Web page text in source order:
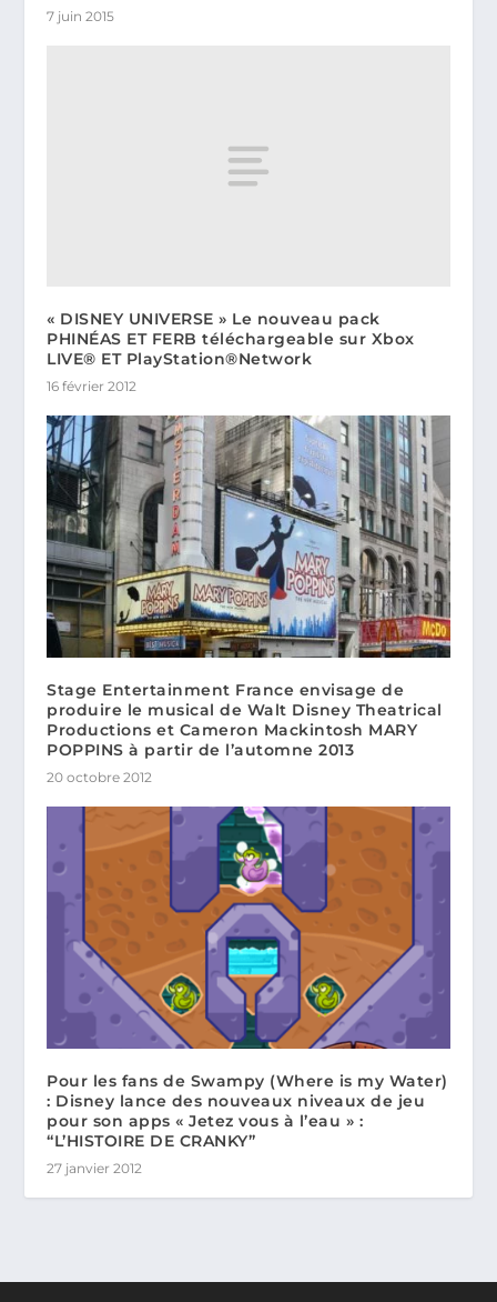
7 juin 2015
« DISNEY UNIVERSE » Le nouveau pack
PHINÉAS ET FERB téléchargeable sur Xbox
LIVE® ET PlayStation®Network
16 février 2012
Stage Entertainment France envisage de
produire le musical de Walt Disney Theatrical
Productions et Cameron Mackintosh MARY
POPPINS à partir de l’automne 2013
20 octobre 2012
Pour les fans de Swampy (Where is my Water)
: Disney lance des nouveaux niveaux de jeu
pour son apps « Jetez vous à l’eau » :
“L’HISTOIRE DE CRANKY”
27 janvier 2012